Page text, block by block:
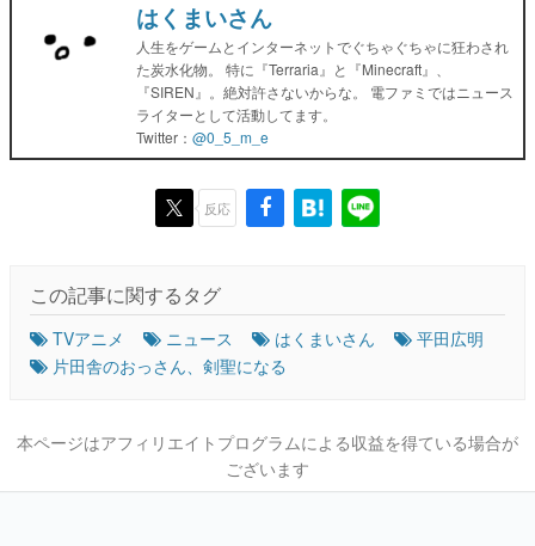
はくまいさん
人生をゲームとインターネットでぐちゃぐちゃに狂わされ
た炭水化物。 特に『Terraria』と『Minecraft』、
『SIREN』。絶対許さないからな。 電ファミではニュース
ライターとして活動してます。
Twitter： @0_5_m_e
反応
この記事に関するタグ
TVアニメ ニュース はくまいさん
平田広明
片田舎のおっさん、剣聖になる
本ページはアフィリエイトプログラムによる収益を得ている場合が
ございます